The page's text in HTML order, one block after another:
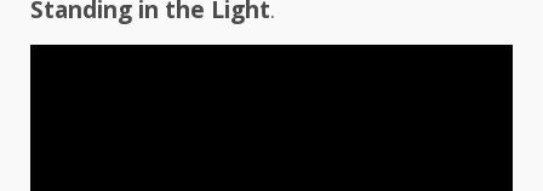
Standing in the Light.